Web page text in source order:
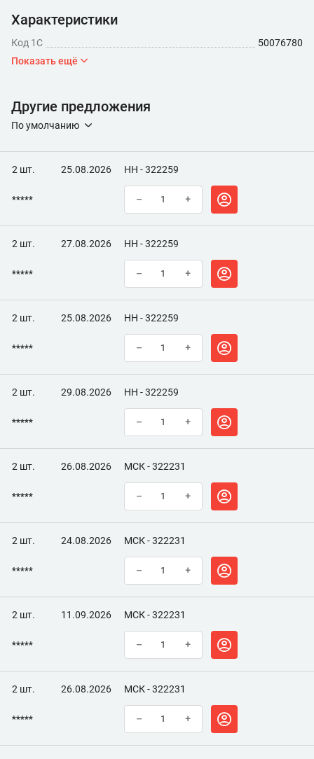
Характеристики
Код 1С
50076780
Показать ещё
Другие предложения
По умолчанию
2 шт. 25.08.2026 НН - 322259
***** – +
2 шт. 27.08.2026 НН - 322259
***** – +
2 шт. 25.08.2026 НН - 322259
***** – +
2 шт. 29.08.2026 НН - 322259
***** – +
2 шт. 26.08.2026 МСК - 322231
***** – +
2 шт. 24.08.2026 МСК - 322231
***** – +
2 шт. 11.09.2026 МСК - 322231
***** – +
2 шт. 26.08.2026 МСК - 322231
***** – +